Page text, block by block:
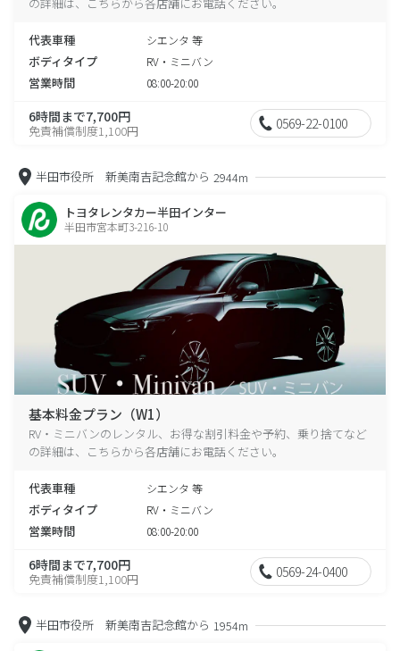
代表車種 シエンタ 等
ボディタイプ RV・ミニバン
営業時間 08:00-20:00
6時間まで7,700円
免責補償制度1,100円 0569-22-0100
半田市役所 新美南吉記念館から 2944m
トヨタレンタカー半田インター
半田市宮本町3-216-10
基本料金プラン（W1）
RV・ミニバンのレンタル、お得な割引料金や予約、乗り捨てなど
の詳細は、こちらから各店舗にお電話ください。
代表車種 シエンタ 等
ボディタイプ RV・ミニバン
営業時間 08:00-20:00
6時間まで7,700円
免責補償制度1,100円 0569-24-0400
半田市役所 新美南吉記念館から 1954m